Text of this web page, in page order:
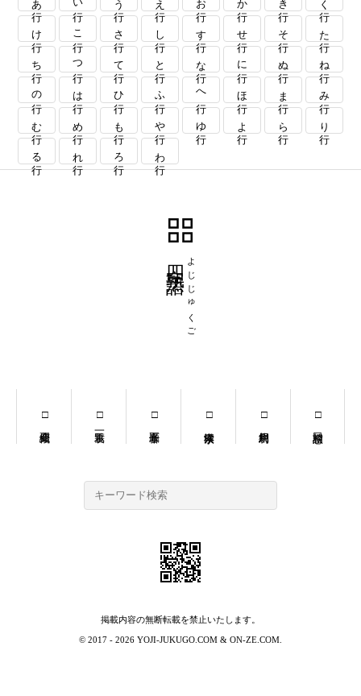
け行 こ行 さ行 し行 す行 せ行 そ行 た行
ち行 つ行 て行 と行 な行 に行 ぬ行 ね行
の行 は行 ひ行 ふ行 へ行 ほ行 ま行 み行
む行 め行 も行 や行 ゆ行 よ行 ら行 り行
る行 れ行 ろ行 わ行
よじじゅくご
掲載内容の無断転載を禁止いたします。
© 2017 - 2026 YOJI-JUKUGO.COM & ON-ZE.COM